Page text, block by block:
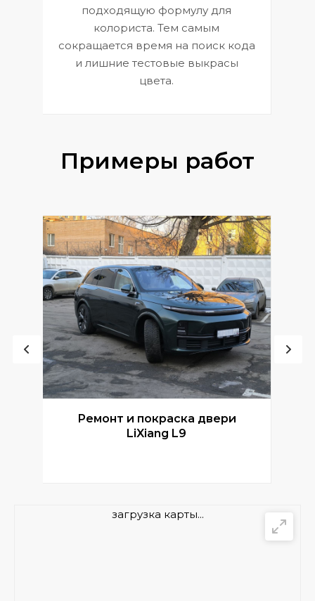
подходящую формулу для
колориста. Тем самым
сокращается время на поиск кода
и лишние тестовые выкрасы
цвета.
Примеры работ
Ремонт и покраска двери
LiXiang L9
загрузка карты...